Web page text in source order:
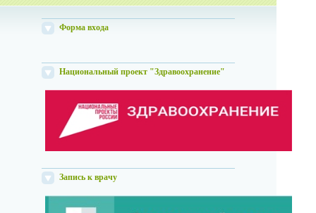
Форма входа
Национальный проект "Здравоохранение"
Запись к врачу